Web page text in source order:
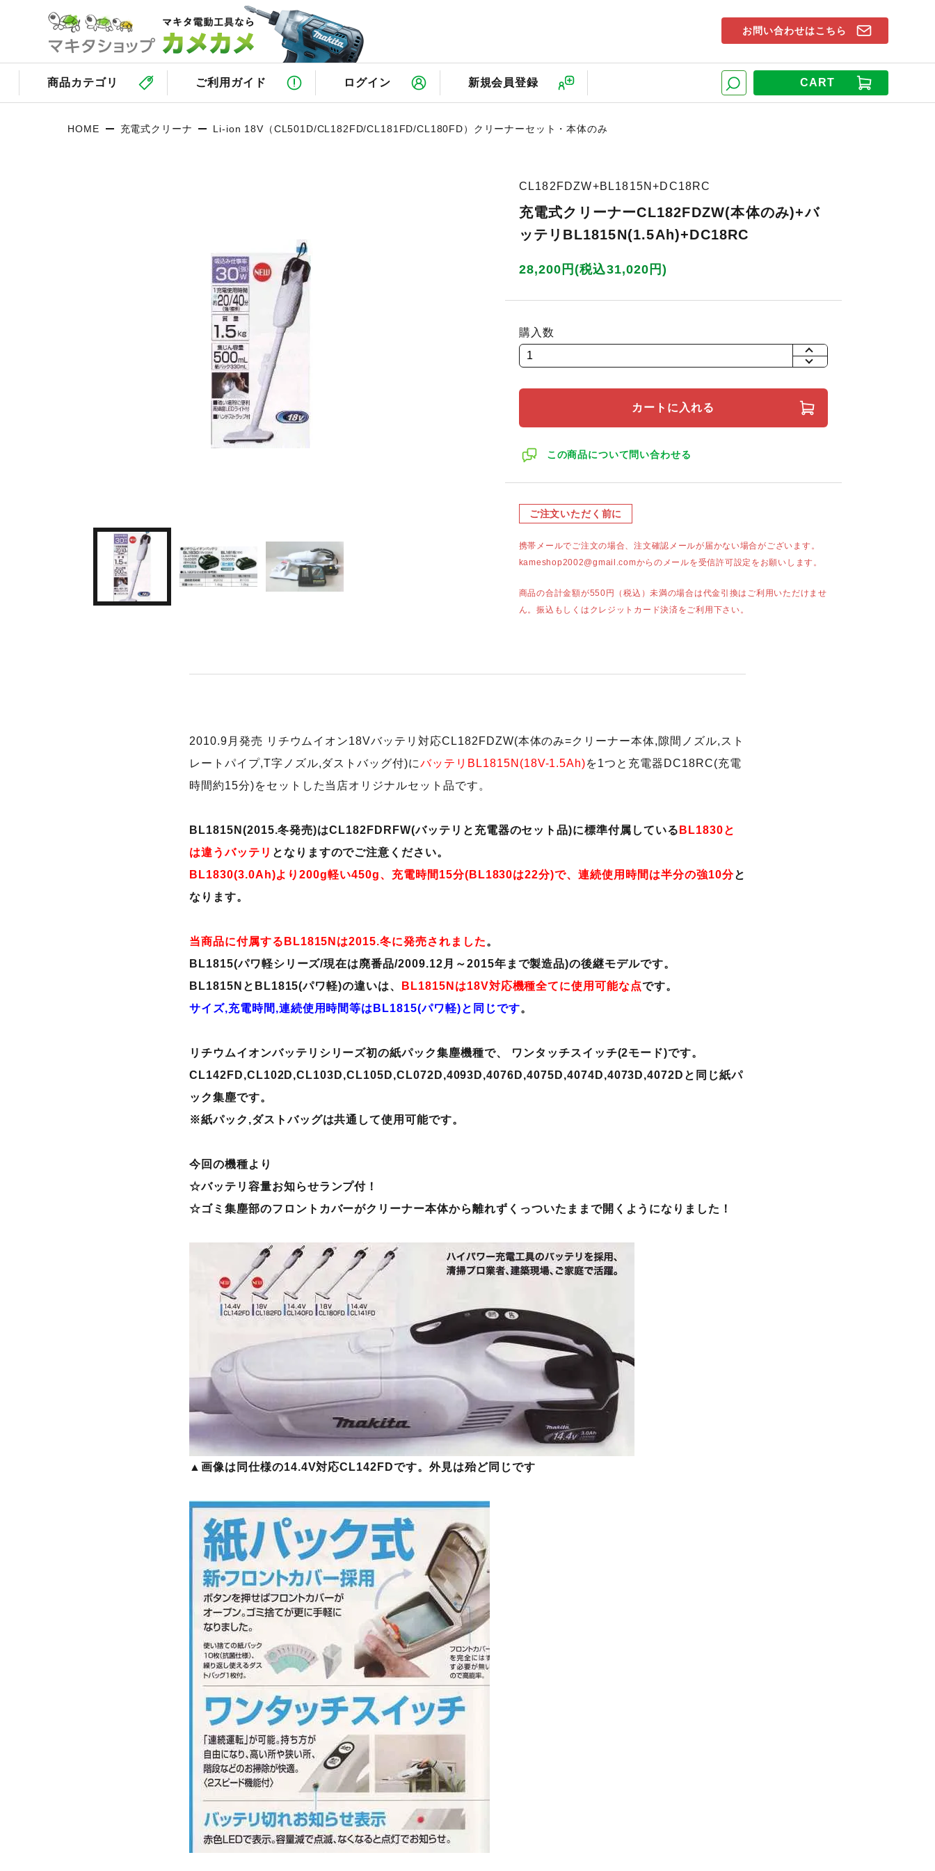
CART
商品カテゴリ ご利用ガイド ログイン 新規会員登録
お問い合わせはこちら
HOME 充電式クリーナ Li-ion 18V（CL501D/CL182FD/CL181FD/CL180FD）クリーナーセット・本体のみ
CL182FDZW+BL1815N+DC18RC
充電式クリーナーCL182FDZW(本体のみ)+バ
ッテリBL1815N(1.5Ah)+DC18RC
28,200円(税込31,020円)
購入数
+
カートに入れる
この商品について問い合わせる
ご注文いただく前に
携帯メールでご注文の場合、注文確認メールが届かない場合がございます。
kameshop2002@gmail.comからのメールを受信許可設定をお願いします。
商品の合計金額が550円（税込）未満の場合は代金引換はご利用いただけませ
ん。振込もしくはクレジットカード決済をご利用下さい。
2010.9月発売 リチウムイオン18Vバッテリ対応CL182FDZW(本体のみ=クリーナー本体,隙間ノズル,スト
レートパイプ,T字ノズル,ダストバッグ付)にバッテリBL1815N(18V-1.5Ah)を1つと充電器DC18RC(充電
時間約15分)をセットした当店オリジナルセット品です。
BL1815N(2015.冬発売)はCL182FDRFW(バッテリと充電器のセット品)に標準付属している BL1830と
は違うバッテリ となりますのでご注意ください。
BL1830(3.0Ah)より200g軽い450g、充電時間15分(BL1830は22分)で、連続使用時間は半分の強10分と
なります。
当商品に付属するBL1815Nは2015.冬に発売されました。
BL1815(パワ軽シリーズ/現在は廃番品/2009.12月～2015年まで製造品)の後継モデルです。
BL1815NとBL1815(パワ軽)の違いは、
BL1815Nは18V対応機種全てに使用可能な点です。
サイズ,充電時間,連続使用時間等はBL1815(パワ軽)と同じです。
リチウムイオンバッテリシリーズ初の紙パック集塵機種で、 ワンタッチスイッチ(2モード)です。
CL142FD,CL102D,CL103D,CL105D,CL072D,4093D,4076D,4075D,4074D,4073D,4072Dと同じ紙パ
ック集塵です。
※紙パック,ダストバッグは共通して使用可能です。
今回の機種より
☆バッテリ容量お知らせランプ付！
☆ゴミ集塵部のフロントカバーがクリーナー本体から離れずくっついたままで開くようになりました！
▲画像は同仕様の14.4V対応CL142FDです。外見は殆ど同じです